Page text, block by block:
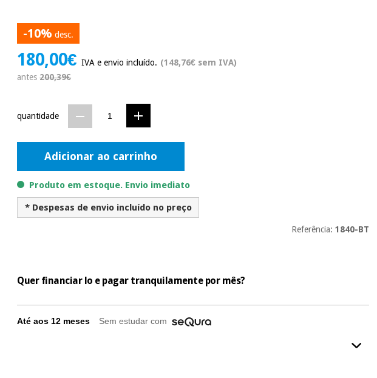
-10% desc.
180,00€IVA e envio incluído. (148,76€ sem IVA)
antes200,39€
quantidade
Adicionar ao carrinho
Produto em estoque. Envio imediato
* Despesas de envio incluído no preço
Referência: 1840-BT
Quer financiar lo e pagar tranquilamente por mês?
Até aos 12 meses Sem estudar com